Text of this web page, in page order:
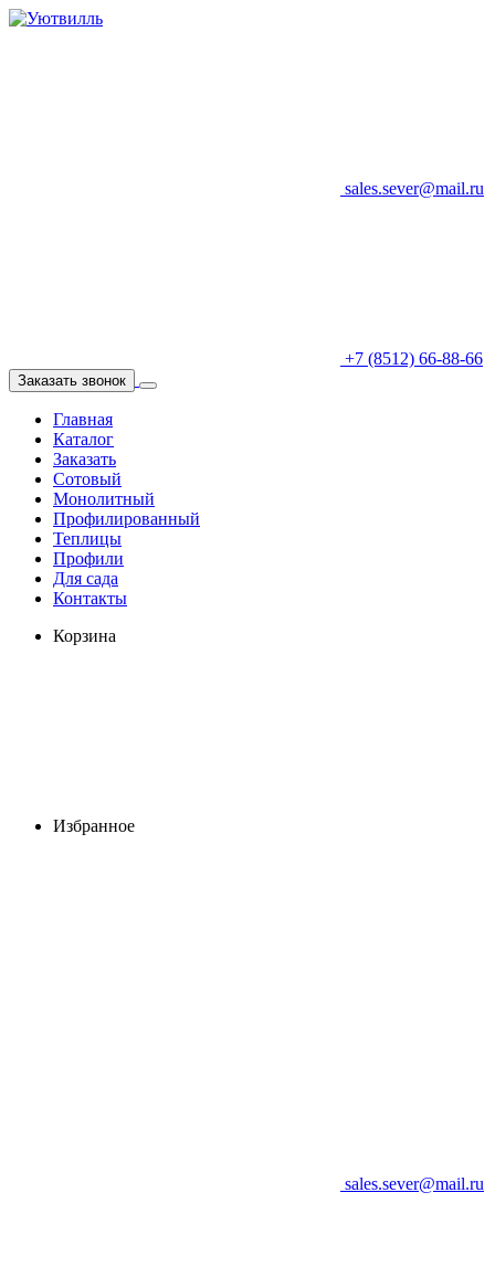
sales.sever@mail.ru
+7 (8512) 66-88-66
Заказать звонок
Главная
Каталог
Заказать
Сотовый
Монолитный
Профилированный
Теплицы
Профили
Для сада
Контакты
Корзина
Избранное
sales.sever@mail.ru